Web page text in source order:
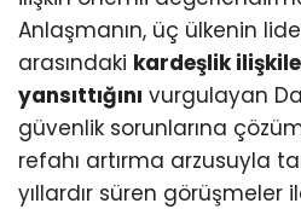
Anlaşmanın, üç ülkenin
arasındaki kardeşlik
yansıttığını vurgulayan
güvenlik sorunlarına
refahı artırma arzusuyla
yıllardır süren görüşmeler